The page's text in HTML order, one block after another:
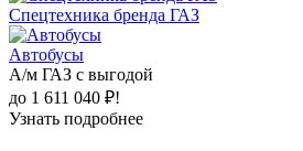
Спецтехника бренда ГАЗ
Автобусы
А/м ГАЗ с выгодой
до 1 611 040 ₽!
Узнать подробнее